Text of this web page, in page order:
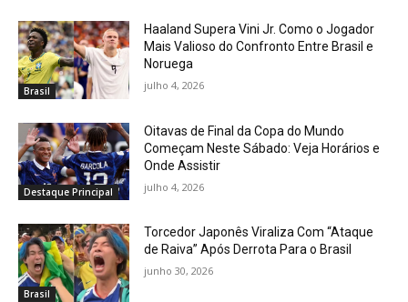
Brasil
Haaland Supera Vini Jr. Como o Jogador
Mais Valioso do Confronto Entre Brasil e
Noruega
julho 4, 2026
Destaque Principal
Oitavas de Final da Copa do Mundo
Começam Neste Sábado: Veja Horários e
Onde Assistir
julho 4, 2026
Brasil
Torcedor Japonês Viraliza Com “Ataque
de Raiva” Após Derrota Para o Brasil
junho 30, 2026